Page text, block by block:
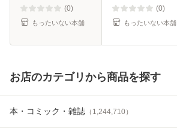
料】
(0)
もったいない本舗
(0)
もったいない本舗
お店のカテゴリから商品を探す
本・コミック・雑誌 （ 1,244,710）